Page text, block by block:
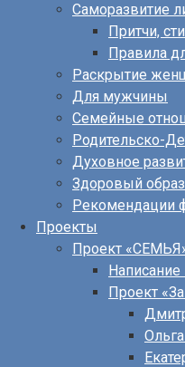
Саморазвитие
Притчи,
Правила
Раскрытие
Для мужчины
Семейные
Родительско-
Духовное
Здоровый
Рекомендации
Проекты
Проект
Проект